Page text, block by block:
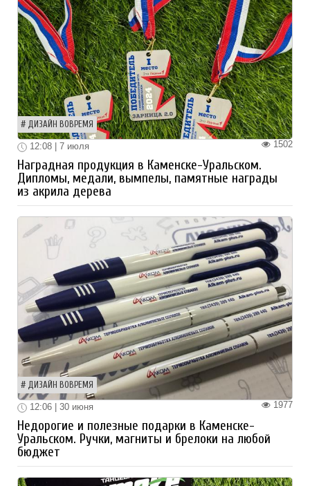
ДИЗАЙН ВОВРЕМЯ
1502
12:08 | 7 июля
Наградная продукция в Каменске-Уральском.
Дипломы, медали, вымпелы, памятные награды
из акрила дерева
ДИЗАЙН ВОВРЕМЯ
1977
12:06 | 30 июня
Недорогие и полезные подарки в Каменске-
Уральском. Ручки, магниты и брелоки на любой
бюджет